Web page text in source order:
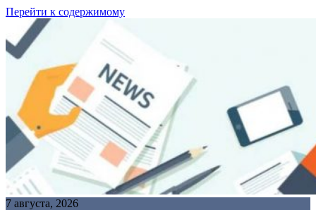
Перейти к содержимому
7 августа, 2026